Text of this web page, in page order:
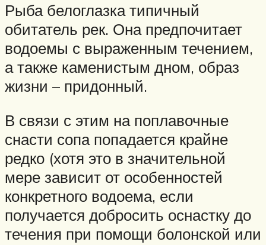
Рыба белоглазка типичный
обитатель рек. Она предпочитает
водоемы с выраженным течением,
а также каменистым дном, образ
жизни – придонный.
В связи с этим на поплавочные
снасти сопа попадается крайне
редко (хотя это в значительной
мере зависит от особенностей
конкретного водоема, если
получается добросить оснастку до
течения при помощи болонской или